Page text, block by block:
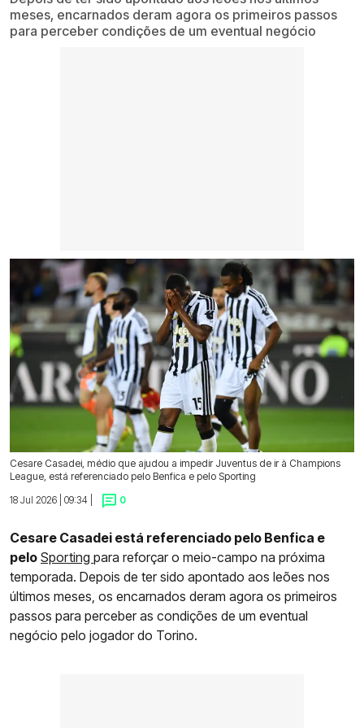
meses, encarnados deram agora os primeiros passos
para perceber condições de um eventual negócio
Cesare Casadei, médio que ajudou a impedir Juventus de ir à Champions
League, está referenciado pelo Benfica e pelo Sporting
18 Jul 2026 | 09:34 |
0
Cesare Casadei está referenciado pelo Benfica e
pelo Sporting para reforçar o meio-campo na próxima
temporada. Depois de ter sido apontado aos leões nos
últimos meses, os encarnados deram agora os primeiros
passos para perceber as condições de um eventual
negócio pelo jogador do Torino.